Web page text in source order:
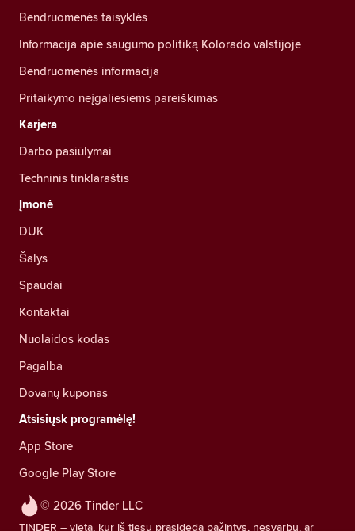
© 2026 Tinder LLC
TINDER – vieta, kur iš tiesų prasideda pažintys, nesvarbu, ar
Bendruomenės taisyklės
Informacija apie saugumo politiką Kolorado valstijoje
Bendruomenės informacija
Pritaikymo neįgaliesiems pareiškimas
Karjera
Darbo pasiūlymai
Techninis tinklaraštis
Įmonė
DUK
Šalys
Spaudai
Kontaktai
Nuolaidos kodas
Pagalba
Dovanų kuponas
Atsisiųsk programėlę!
App Store
Google Play Store